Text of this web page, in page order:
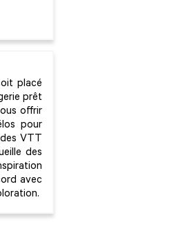
placé
prêt
offrir
pour
VTT
des
avec